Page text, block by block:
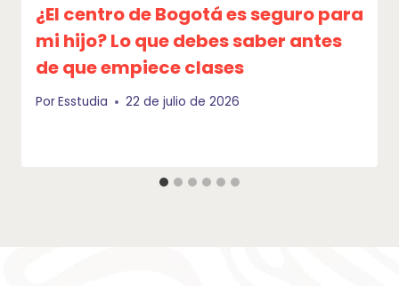
¿El centro de Bogotá es seguro para
mi hijo? Lo que debes saber antes
de que empiece clases
PorEsstudia 22 de julio de 2026